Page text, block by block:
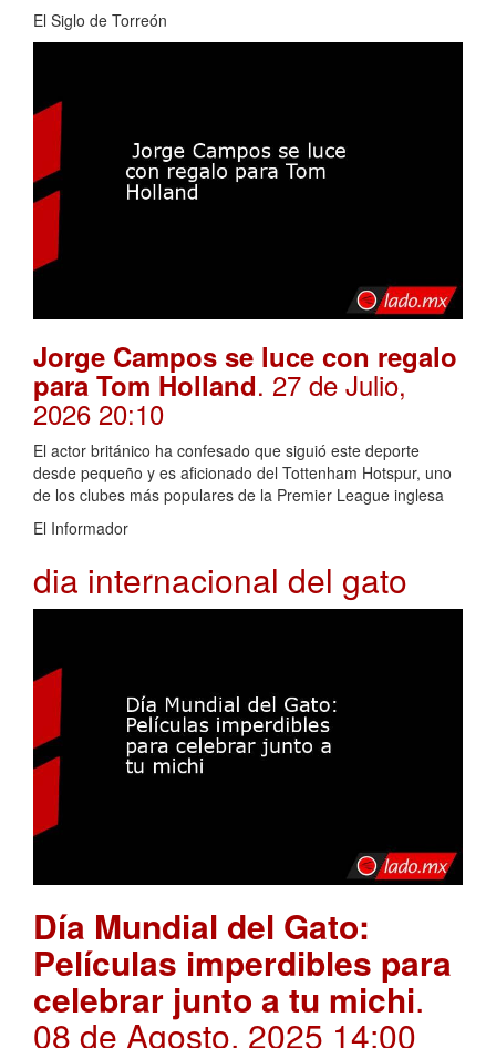
El Siglo de Torreón
Jorge Campos se luce con regalo
para Tom Holland. 27 de Julio,
2026 20:10
El actor británico ha confesado que siguió este deporte
desde pequeño y es aficionado del Tottenham Hotspur, uno
de los clubes más populares de la Premier League inglesa
El Informador
dia internacional del gato
Día Mundial del Gato:
Películas imperdibles para
celebrar junto a tu michi.
08 de Agosto, 2025 14:00